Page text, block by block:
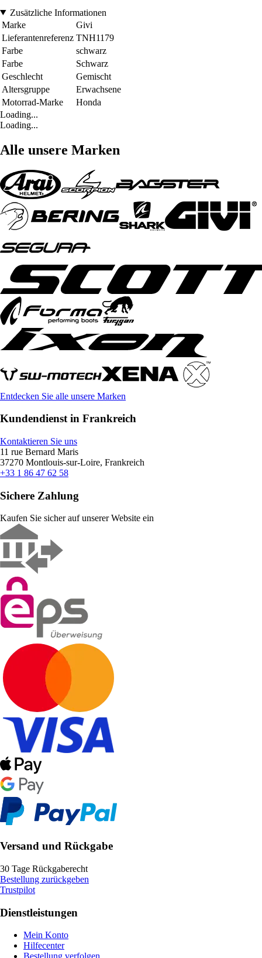
Zusätzliche Informationen
Marke
Givi
Lieferantenreferenz TNH1179
Farbe
schwarz
Farbe
Schwarz
Geschlecht
Gemischt
Altersgruppe
Erwachsene
Motorrad-Marke
Honda
Loading...
Loading...
Alle unsere Marken
Entdecken Sie alle unsere Marken
Kundendienst in Frankreich
Kontaktieren Sie uns
11 rue Bernard Maris
37270 Montlouis-sur-Loire, Frankreich
+33 1 86 47 62 58
Sichere Zahlung
Kaufen Sie sicher auf unserer Website ein
Versand und Rückgabe
30 Tage Rückgaberecht
Bestellung zurückgeben
Trustpilot
Dienstleistungen
Mein Konto
Hilfecenter